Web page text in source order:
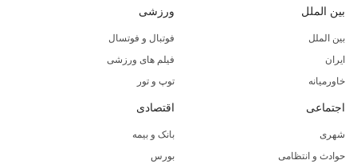
بین الملل
بین الملل
ایران
خاورمیانه
ورزشی
فوتبال و فوتسال
فیلم های ورزشی
توپ و تور
اجتماعی
شهری
حوادث و انتظامی
اقتصادی
بانک و بیمه
بورس